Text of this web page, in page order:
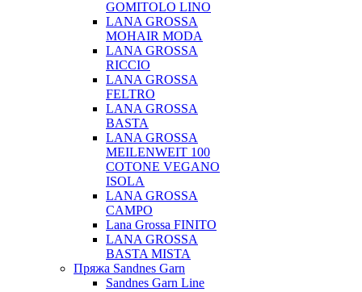
GOMITOLO LINO
LANA GROSSA
MOHAIR MODA
LANA GROSSA
RICCIO
LANA GROSSA
FELTRO
LANA GROSSA
BASTA
LANA GROSSA
MEILENWEIT 100
COTONE VEGANO
ISOLA
LANA GROSSA
CAMPO
Lana Grossa FINITO
LANA GROSSA
BASTA MISTA
Пряжа Sandnes Garn
Sandnes Garn Line